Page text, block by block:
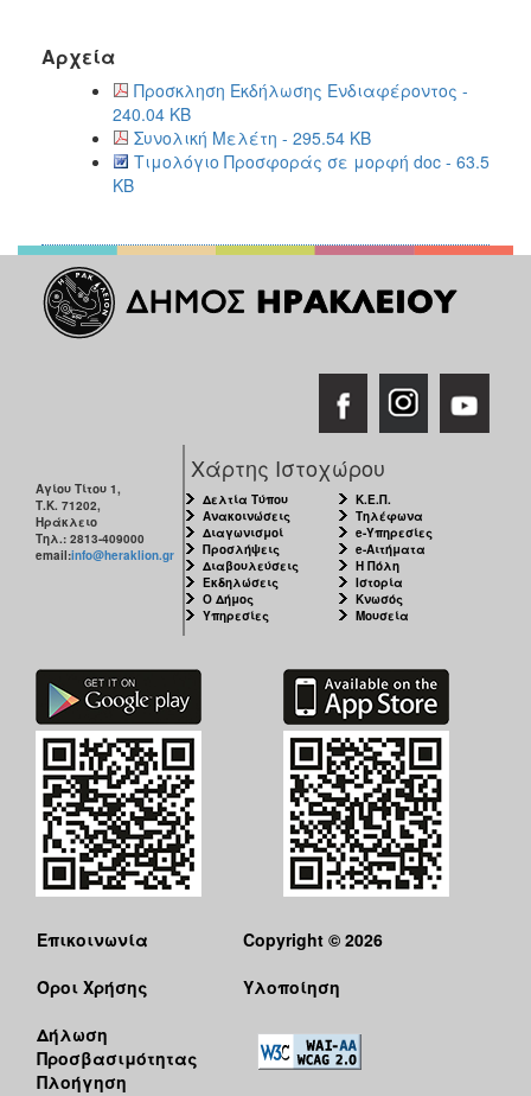
Αρχεία
Προσκληση Εκδήλωσης Ενδιαφέροντος -
240.04 KB
Συνολική Μελέτη - 295.54 KB
Τιμολόγιο Προσφοράς σε μορφή doc - 63.5
KB
Αγίου Τίτου 1,
Τ.Κ. 71202,
Ηράκλειο
Τηλ.: 2813-409000
email:info@heraklion.gr
Χάρτης Ιστοχώρου
Δελτία Τύπου
Ανακοινώσεις
Διαγωνισμοί
Προσλήψεις
Διαβουλεύσεις
Εκδηλώσεις
Ο Δήμος
Υπηρεσίες
Κ.Ε.Π.
Τηλέφωνα
e-Υπηρεσίες
e-Αιτήματα
Η Πόλη
Ιστορία
Κνωσός
Μουσεία
Επικοινωνία
Όροι Χρήσης
Δήλωση
Προσβασιμότητας
Πλοήγηση
Copyright © 2026
Υλοποίηση